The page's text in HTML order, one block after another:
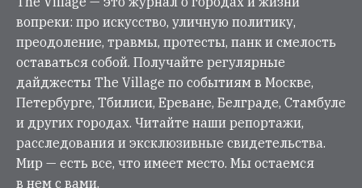
вопреки: про искусство, уличную политику,
преодоление, травмы, протесты, панк и смелость
оставаться собой. Получайте регулярные
дайджесты The Village по событиям в Москве,
Петербурге, Тбилиси, Ереване, Белграде, Стамбуле
и других городах. Читайте наши репортажи,
расследования и эксклюзивные свидетельства.
Мир — есть все, что имеет место. Мы остаемся
в нем с вами.